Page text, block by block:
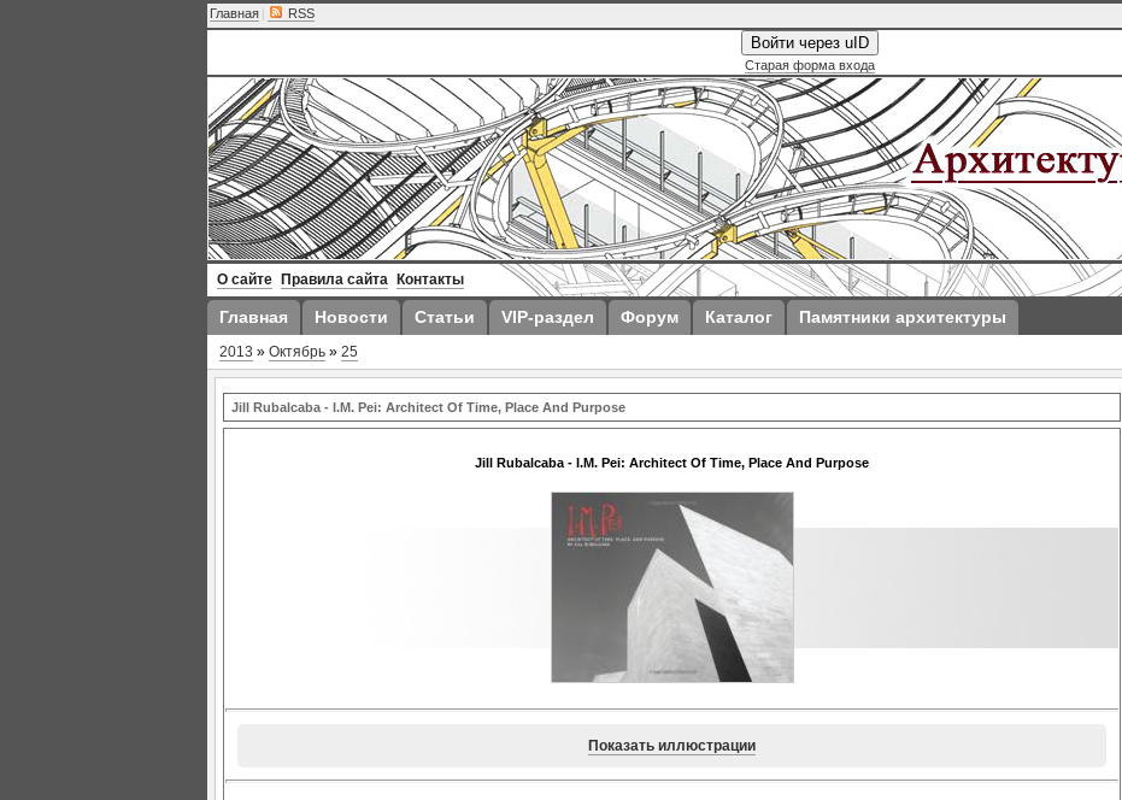
Главная | RSS
Войти через uID
Старая форма входа
О сайте Правила сайта Контакты
Главная Новости Статьи VIP-раздел Форум Каталог Памятники архитектуры
2013 » Октябрь » 25
Jill Rubalcaba - I.M. Pei: Architect Of Time, Place And Purpose
Jill Rubalcaba - I.M. Pei: Architect Of Time, Place And Purpose
Показать иллюстрации